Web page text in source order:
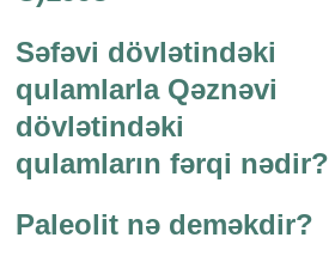
Səfəvi dövlətindəki
qulamlarla Qəznəvi
dövlətindəki
qulamların fərqi nədir?
Paleolit nə deməkdir?